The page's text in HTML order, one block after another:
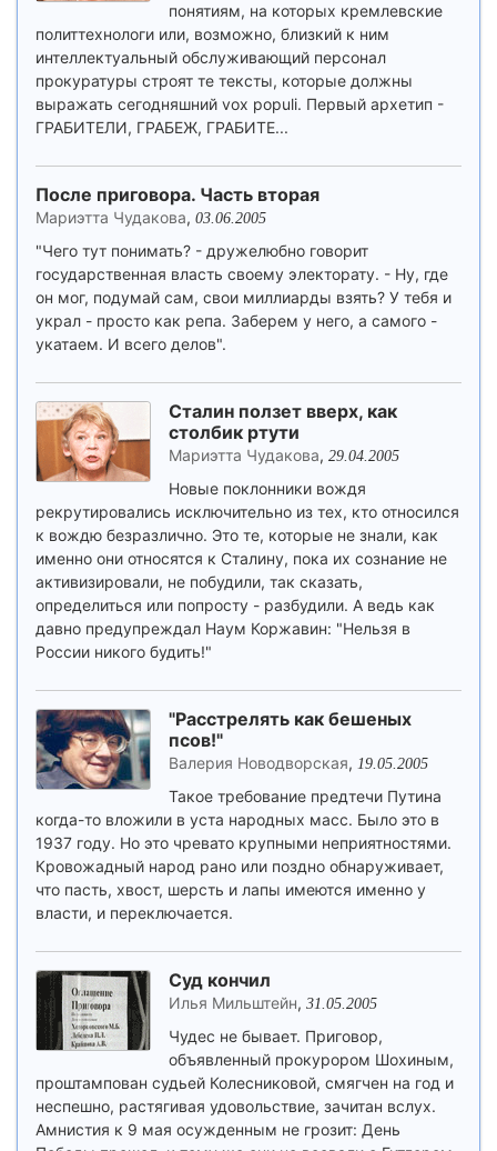
понятиям, на которых кремлевские
политтехнологи или, возможно, близкий к ним
интеллектуальный обслуживающий персонал
прокуратуры строят те тексты, которые должны
выражать сегодняшний vox populi. Первый архетип -
ГРАБИТЕЛИ, ГРАБЕЖ, ГРАБИТЕ...
После приговора. Часть вторая
Мариэтта Чудакова, 03.06.2005
"Чего тут понимать? - дружелюбно говорит
государственная власть своему электорату. - Ну, где
он мог, подумай сам, свои миллиарды взять? У тебя и
украл - просто как репа. Заберем у него, а самого -
укатаем. И всего делов".
Сталин ползет вверх, как
столбик ртути
Мариэтта Чудакова, 29.04.2005
Новые поклонники вождя
рекрутировались исключительно из тех, кто относился
к вождю безразлично. Это те, которые не знали, как
именно они относятся к Сталину, пока их сознание не
активизировали, не побудили, так сказать,
определиться или попросту - разбудили. А ведь как
давно предупреждал Наум Коржавин: "Нельзя в
России никого будить!"
"Расстрелять как бешеных
псов!"
Валерия Новодворская, 19.05.2005
Такое требование предтечи Путина
когда-то вложили в уста народных масс. Было это в
1937 году. Но это чревато крупными неприятностями.
Кровожадный народ рано или поздно обнаруживает,
что пасть, хвост, шерсть и лапы имеются именно у
власти, и переключается.
Суд кончил
Илья Мильштейн, 31.05.2005
Чудес не бывает. Приговор,
объявленный прокурором Шохиным,
проштампован судьей Колесниковой, смягчен на год и
неспешно, растягивая удовольствие, зачитан вслух.
Амнистия к 9 мая осужденным не грозит: День